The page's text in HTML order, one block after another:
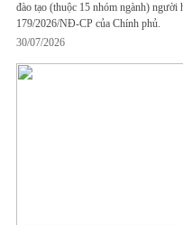
đào tạo (thuộc 15 nhóm ngành)
179/2026/NĐ-CP của Chính phủ.
30/07/2026